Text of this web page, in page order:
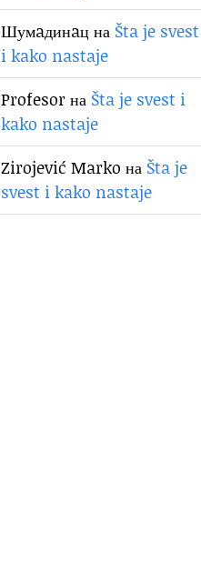
Шумaдинaцна Šta je svest
i kako nastaje
Profesorна Šta je svest i
kako nastaje
Zirojević Marko на Šta je
svest i kako nastaje